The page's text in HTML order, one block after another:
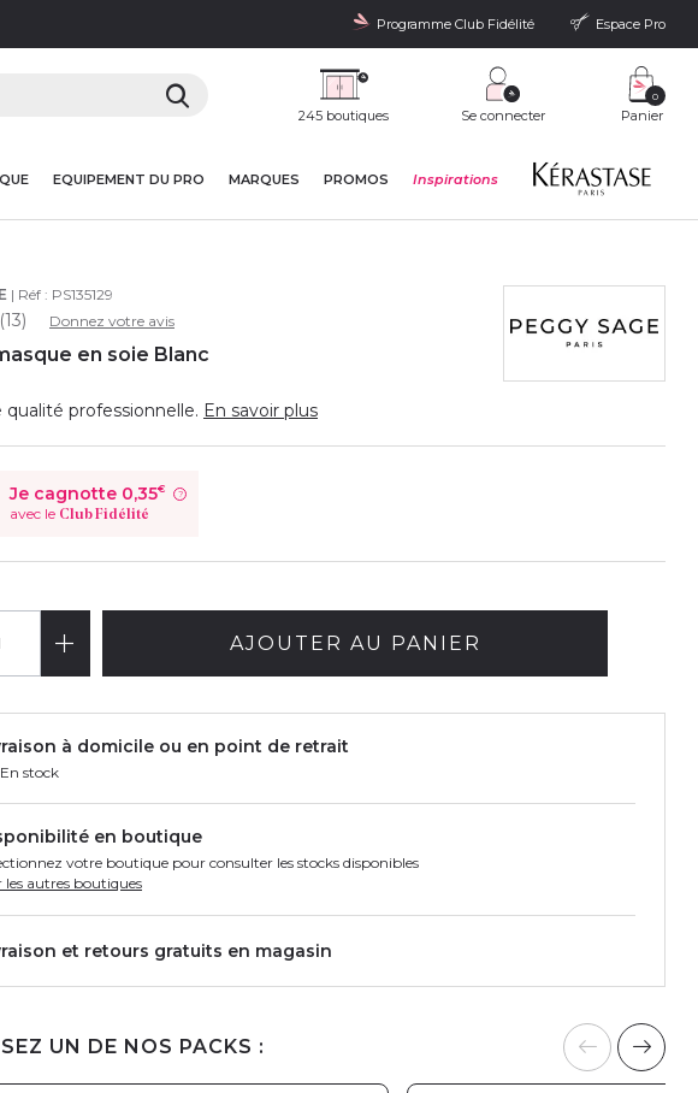
Programme Club Fidélité Espace Pro
245 boutiques Se connecter Panier
0
EQUIPEMENT DU PRO MARQUES PROMOS Inspirations
| Réf : PS135129
(13) Donnez votre avis
en soie Blanc
qualité professionnelle. En savoir plus
Je cagnotte 0,35€
avec le Club Fidélité
?
AJOUTER AU PANIER
à domicile ou en point de retrait
En stock
en boutique
votre boutique pour consulter les stocks disponibles
les autres boutiques
et retours gratuits en magasin
UN DE NOS PACKS :